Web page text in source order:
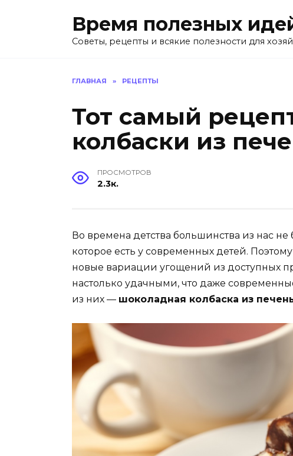
Время полезных
Советы, рецепты и всякие полезности для
ГЛАВНАЯ » РЕЦЕПТЫ
Тот самый
колбаски из
ПРОСМОТРОВ
2.3к.
Во времена детства большинства из нас не
которое есть у современных детей.
новые вариации угощений из доступных
настолько удачными, что даже
из них — шоколадная колбаска из